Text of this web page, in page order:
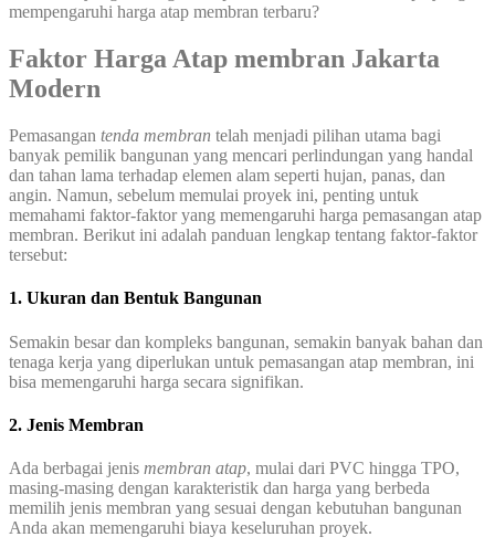
mempengaruhi harga atap membran terbaru?
Faktor Harga Atap membran Jakarta
Modern
Pemasangan tenda membran telah menjadi pilihan utama bagi
banyak pemilik bangunan yang mencari perlindungan yang handal
dan tahan lama terhadap elemen alam seperti hujan, panas, dan
angin. Namun, sebelum memulai proyek ini, penting untuk
memahami faktor-faktor yang memengaruhi harga pemasangan atap
membran. Berikut ini adalah panduan lengkap tentang faktor-faktor
tersebut:
1. Ukuran dan Bentuk Bangunan
Semakin besar dan kompleks bangunan, semakin banyak bahan dan
tenaga kerja yang diperlukan untuk pemasangan atap membran, ini
bisa memengaruhi harga secara signifikan.
2. Jenis Membran
Ada berbagai jenis membran atap, mulai dari PVC hingga TPO,
masing-masing dengan karakteristik dan harga yang berbeda
memilih jenis membran yang sesuai dengan kebutuhan bangunan
Anda akan memengaruhi biaya keseluruhan proyek.